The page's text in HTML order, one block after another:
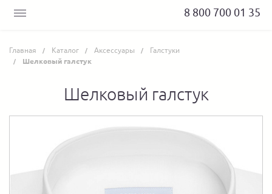
8 800 700 01 35
Главная Каталог Аксессуары Галстуки
Шелковый галстук
Шелковый галстук